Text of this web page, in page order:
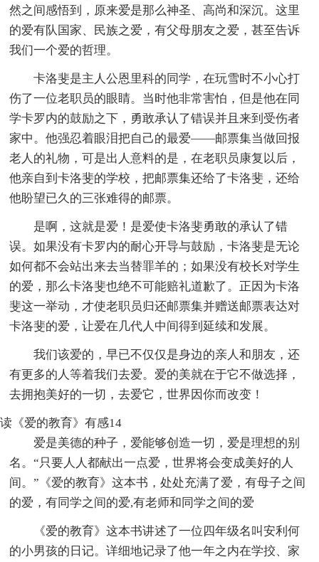
然之间感悟到，原来爱是那么神圣、高尚和深沉。这里
的爱有队国家、民族之爱，有父母朋友之爱，甚至告诉
我们一个爱的哲理。
卡洛斐是主人公恩里科的同学，在玩雪时不小心打
伤了一位老职员的眼睛。当时他非常害怕，但是他在同
学卡罗内的鼓励之下，勇敢承认了错误并且来到受伤者
家中。他强忍着眼泪把自己的最爱——邮票集当做回报
老人的礼物，可是出人意料的是，在老职员康复以后，
他亲自到卡洛斐的学校，把邮票集还给了卡洛斐，还给
他盼望已久的三张难得的邮票。
是啊，这就是爱！是爱使卡洛斐勇敢的承认了错
误。如果没有卡罗内的耐心开导与鼓励，卡洛斐是无论
如何都不会站出来去当替罪羊的；如果没有校长对学生
的爱，那么卡洛斐也绝不可能赔礼道歉了。正因为卡洛
斐这一举动，才使老职员归还邮票集并赠送邮票表达对
卡洛斐的爱，让爱在几代人中间得到延续和发展。
我们该爱的，早已不仅仅是身边的亲人和朋友，还
有更多的人等着我们去爱。爱的美就在于它不做选择，
去拥抱美好的一切，去爱它，世界因你而改变！
读《爱的教育》有感14
爱是美德的种子，爱能够创造一切，爱是理想的别
名。“只要人人都献出一点爱，世界将会变成美好的人
间。”《爱的教育》这本书，处处充满了爱，有母子之间
的爱，有同学之间的爱,有老师和同学之间的爱
《爱的教育》这本书讲述了一位四年级名叫安利何
的小男孩的日记。详细地记录了他一年之内在学挍、家